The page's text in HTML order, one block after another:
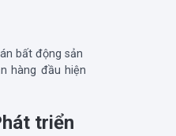
bất động sản
hàng đầu hiện
triển